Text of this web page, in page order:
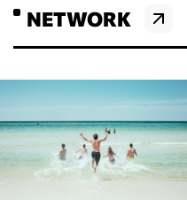
NETWORK